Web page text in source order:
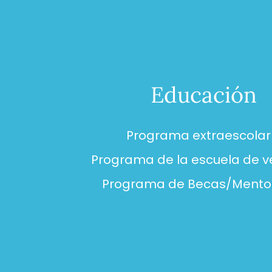
Educación
Programa extraescolar
Programa de la escuela de
Programa de Becas/